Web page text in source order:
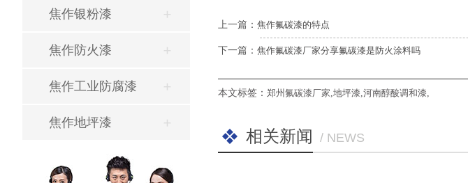
焦作银粉漆
焦作防火漆
焦作工业防腐漆
焦作地坪漆
上一篇： 焦作氟碳漆的特点
下一篇： 焦作氟碳漆厂家分享氟碳漆是防火涂料吗
本文标签： 郑州氟碳漆厂家 地坪漆 河南醇酸调和漆
相关新闻 / NEWS